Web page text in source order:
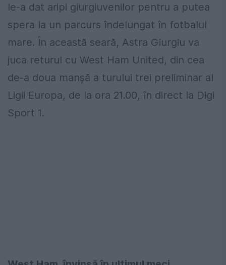
le-a dat aripi giurgiuvenilor pentru a putea
spera la un parcurs îndelungat în fotbalul
mare. În această seară, Astra Giurgiu va
juca returul cu West Ham United, din cea
de-a doua manșă a turului trei preliminar al
Ligii Europa, de la ora 21.00, în direct la Digi
Sport 1.